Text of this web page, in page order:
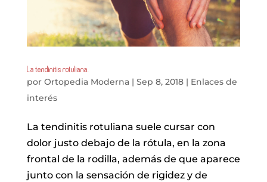
La tendinitis rotuliana.
por Ortopedia Moderna| Sep 8, 2018| Enlaces de
interés
La tendinitis rotuliana suele cursar con
dolor justo debajo de la rótula, en la zona
frontal de la rodilla, además de que aparece
junto con la sensación de rigidez y de